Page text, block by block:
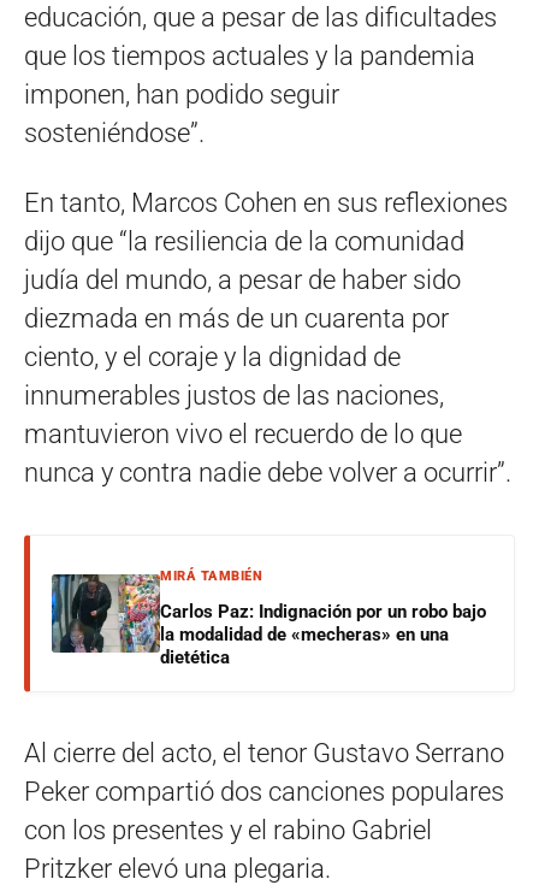
educación, que a pesar de las dificultades
que los tiempos actuales y la pandemia
imponen, han podido seguir
sosteniéndose”.
En tanto, Marcos Cohen en sus reflexiones
dijo que “la resiliencia de la comunidad
judía del mundo, a pesar de haber sido
diezmada en más de un cuarenta por
ciento, y el coraje y la dignidad de
innumerables justos de las naciones,
mantuvieron vivo el recuerdo de lo que
nunca y contra nadie debe volver a ocurrir”.
MIRÁ TAMBIÉN
Carlos Paz: Indignación por un robo bajo
la modalidad de «mecheras» en una
dietética
Al cierre del acto, el tenor Gustavo Serrano
Peker compartió dos canciones populares
con los presentes y el rabino Gabriel
Pritzker elevó una plegaria.